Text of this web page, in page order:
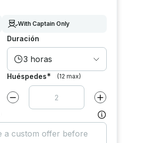
With Captain Only
Duración
3 horas
Huéspedes* (12 max)
Disminuir el valor por Aumentar el